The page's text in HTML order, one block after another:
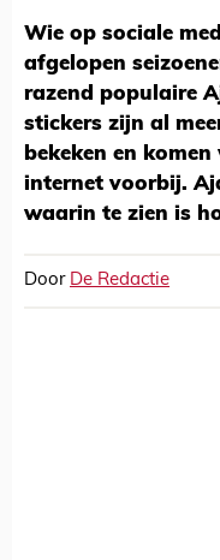
Wie op sociale
afgelopen
razend populaire
stickers zijn al
bekeken en
internet voorbij.
waarin te zien is
Door De Redactie